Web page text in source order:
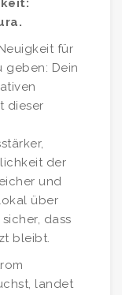
für
geben: Dein
dieser
der
und
über
dass
bleibt.
landet